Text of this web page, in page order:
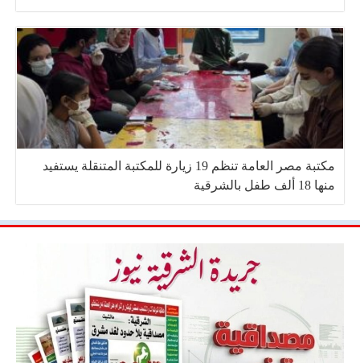
مكتبة مصر العامة تنظم 19 زيارة للمكتبة المتنقلة يستفيد
منها 18 ألف طفل بالشرقية